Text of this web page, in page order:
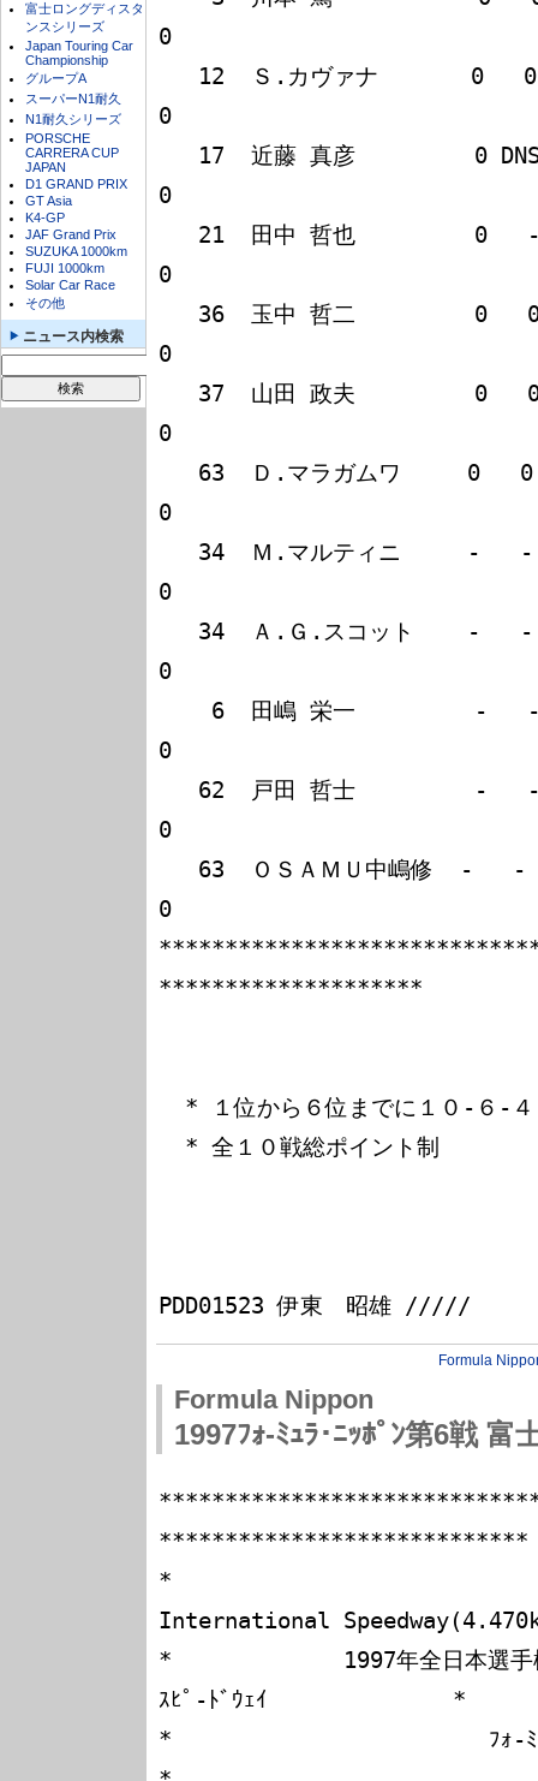
富士ロングディスタ
ンスシリーズ
Japan Touring Car
Championship
グループA
スーパーN1耐久
N1耐久シリーズ
PORSCHE
CARRERA CUP
JAPAN
D1 GRAND PRIX
GT Asia
K4-GP
JAF Grand Prix
SUZUKA 1000km
FUJI 1000km
Solar Car Race
その他
ニュース内検索
0
0
0
0
0
0
0
0
0
0
0
0
********************
Formula
Formula Nippon
1997ﾌｫ-ﾐｭﾗ･ﾆｯﾎﾟﾝ第6戦 富
****************************
*
International
*             1997年全日本選手権
ｽﾋﾟ-ﾄﾞｳｪｲ              *
*                        ﾌｫ-ﾐｭﾗ･ﾆｯ